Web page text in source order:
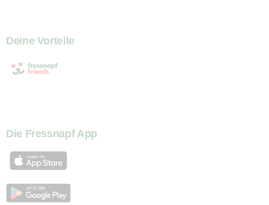
Deine Vorteile
Die Fressnapf App